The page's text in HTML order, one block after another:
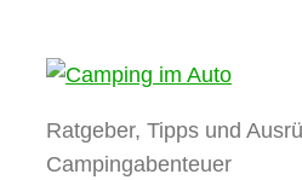
Inhalt
Ratgeber, Tipps und
Campingabenteuer